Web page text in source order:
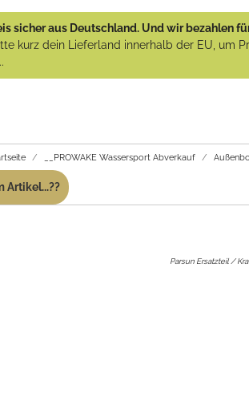
sicher aus Deutschland. Und wir bezahlen
kurz dein Lieferland innerhalb der EU, um
__PROWAKE Wassersport Abverkauf
Artikel...??
Parsun Ersatzteil /